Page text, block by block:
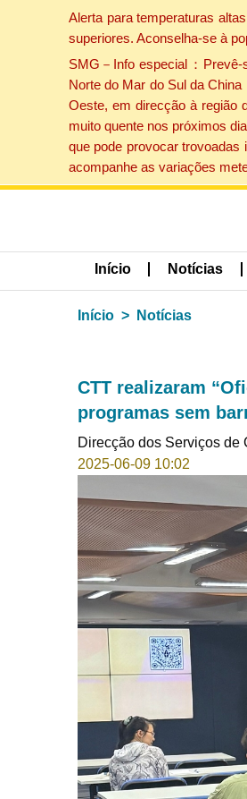
Alerta para temperaturas
superiores. Aconselha-se à
SMG－Info especial：
Norte do Mar do Sul da
Oeste, em direcção à região
muito quente nos próximos
que pode provocar trovoadas
acompanhe as variações
Início Notícias
Início Notícias
CTT realizaram
programas sem
Direcção dos Serviços de
2025-06-09 10:02